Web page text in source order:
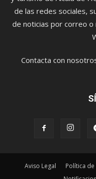
de las redes sociales,
de noticias por correo
Contacta con
Aviso Legal Política